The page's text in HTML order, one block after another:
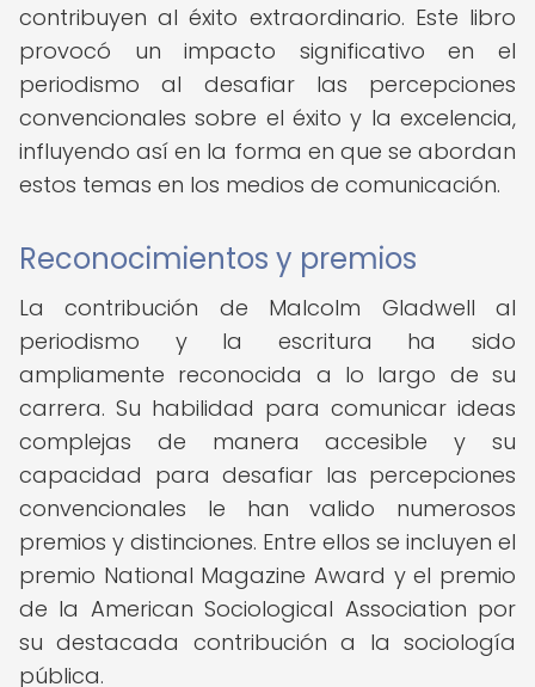
contribuyen al éxito extraordinario. Este libro
provocó un impacto significativo en el
periodismo al desafiar las percepciones
convencionales sobre el éxito y la excelencia,
influyendo así en la forma en que se abordan
estos temas en los medios de comunicación.
Reconocimientos y premios
La contribución de Malcolm Gladwell al
periodismo y la escritura ha sido
ampliamente reconocida a lo largo de su
carrera. Su habilidad para comunicar ideas
complejas de manera accesible y su
capacidad para desafiar las percepciones
convencionales le han valido numerosos
premios y distinciones. Entre ellos se incluyen el
premio National Magazine Award y el premio
de la American Sociological Association por
su destacada contribución a la sociología
pública.